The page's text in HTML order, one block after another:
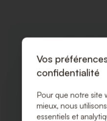
Vos
confidentialité
Pour que notre site
mieux, nous
essentiels et